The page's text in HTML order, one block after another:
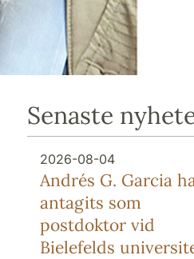
Senaste
2026-08-04
Andrés G. Garcia
antagits som
postdoktor vid
Bielefelds